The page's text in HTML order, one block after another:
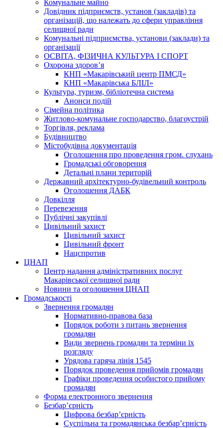
Комунальне майно
Довідник підприємств, установ (закладів) та
організацій, що належать до сфери управління
селищної ради
Комунальні підприємства, установи (заклади) та
організації
ОСВІТА, ФІЗИЧНА КУЛЬТУРА І СПОРТ
Охорона здоров’я
КНП «Макарівський центр ПМСД»
КНП «Макарівська БЛІЛ»
Культура, туризм, бібліотечна система
Анонси подій
Сімейна політика
Житлово-комунальне господарство, благоустрій
Торгівля, реклама
Будівництво
Містобудівна документація
Оголошення про проведення гром. слухань
Громадські обговорення
Детальні плани територій
Державний архітектурно-будівельний контроль
Оголошення ДАБК
Довкілля
Перевезення
Публічні закупівлі
Цивільний захист
Цивільний захист
Цивільний фронт
Нацспротив
ЦНАП
Центр надання адміністративних послуг
Макарівської селищної ради
Новини та оголошення ЦНАП
Громадськості
Звернення громадян
Нормативно-правова база
Порядок роботи з питань звернення
громадян
Види звернень громадян та терміни їх
розгляду
Урядова гаряча лінія 1545
Порядок проведення прийомів громадян
Графіки проведення особистого прийому
громадян
Форма електронного звернення
Безбар’єрність
Цифрова безбар’єрність
Суспільна та громадянська безбар’єрність